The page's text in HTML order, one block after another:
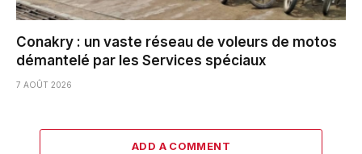
Conakry : un vaste réseau de voleurs de motos
démantelé par les Services spéciaux
7 AOÛT 2026
ADD A COMMENT